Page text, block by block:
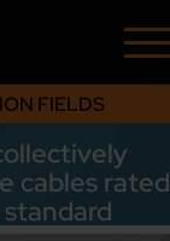
FIELDS
cables rated